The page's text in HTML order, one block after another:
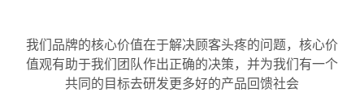
我们品牌的核心价值在于解决顾客头疼的问题，核心价
值观有助于我们团队作出正确的决策，并为我们有一个
共同的目标去研发更多好的产品回馈社会